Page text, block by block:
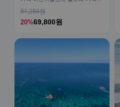
87,250원
20%69,800원